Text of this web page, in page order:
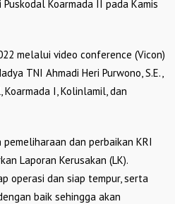
Koarmada II pada Kamis
melalui video conference (Vicon)
TNI Ahmadi Heri Purwono, S.E.,
I, Kolinlamil, dan
dan perbaikan KRI
Laporan Kerusakan (LK).
operasi dan siap tempur, serta
baik sehingga akan